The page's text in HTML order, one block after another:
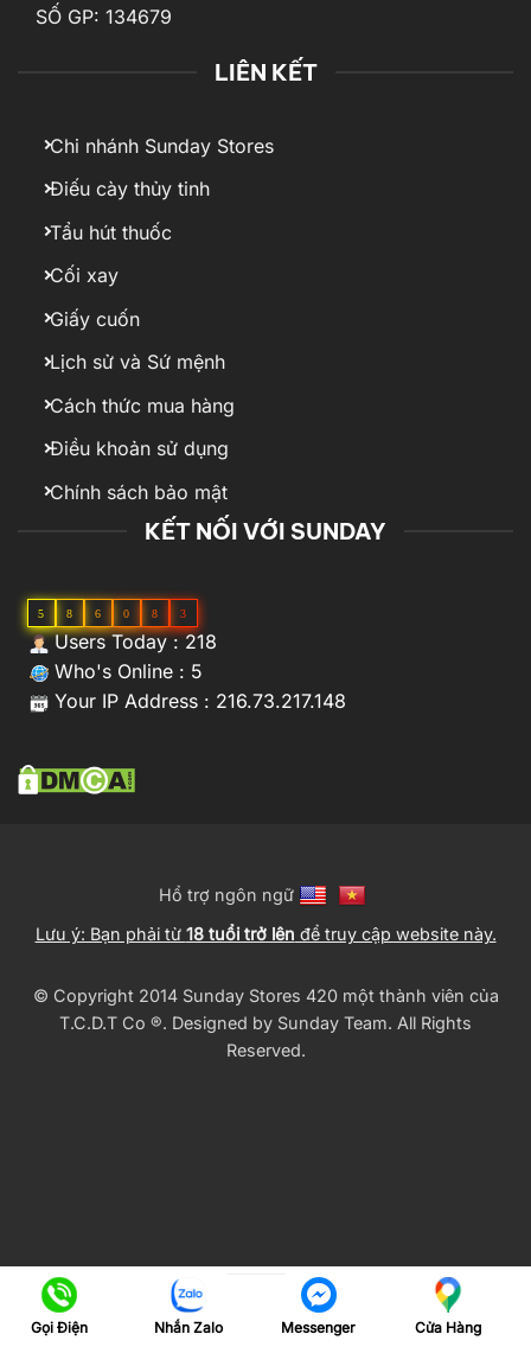
SỐ GP: 134679
LIÊN KẾT
Chi nhánh Sunday Stores
Điếu cày thủy tinh
Tẩu hút thuốc
Cối xay
Giấy cuốn
Lịch sử và Sứ mệnh
Cách thức mua hàng
Điều khoản sử dụng
Chính sách bảo mật
KẾT NỐI VỚI SUNDAY
5 8 6 0 8 3
Users Today : 218
Who's Online : 5
Your IP Address : 216.73.217.148
Gọi Điện Nhắn Zalo Messenger Cửa Hàng
Hổ trợ ngôn ngữ
Lưu ý: Bạn phải từ 18 tuổi trở lên để truy cập website này.
© Copyright 2014 Sunday Stores 420 một thành viên của
T.C.D.T Co ®️. Designed by Sunday Team. All Rights
Reserved.